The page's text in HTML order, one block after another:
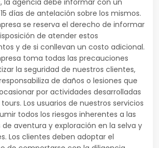
la agencia debe informar con un
días de antelación sobre los mismos.
se reserva el derecho de informar
de atender estos
y de si conllevan un costo adicional.
toma todas las precauciones
la seguridad de nuestros clientes,
de daños o lesiones que
por actividades desarrolladas
Los usuarios de nuestros servicios
todos los riesgos inherentes a las
aventura y exploración en la selva y
Los clientes deben adoptar el